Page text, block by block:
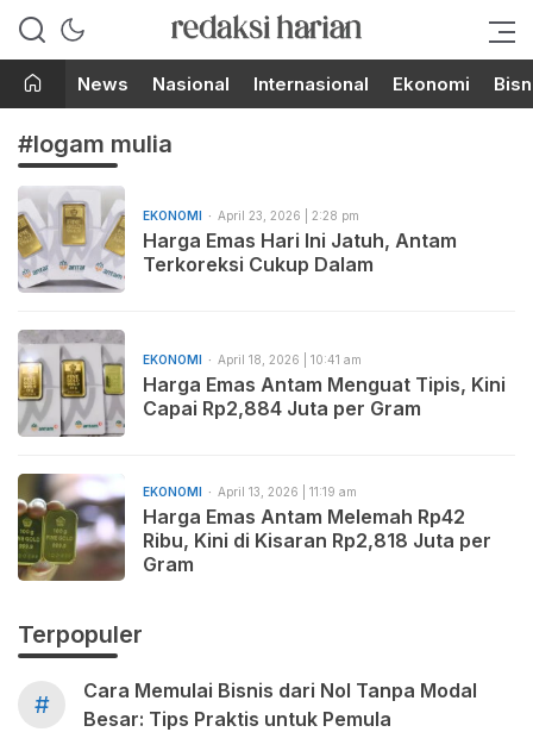
RedaksiHarian.com
Berita Terupdate dari Redaksi
News Nasional Internasional Ekonomi
#logam mulia
EKONOMI April 23, 2026 | 2:28 pm
Harga Emas Hari Ini Jatuh, Antam
Terkoreksi Cukup Dalam
EKONOMI April 18, 2026 | 10:41 am
Harga Emas Antam Menguat Tipis, Kini
Capai Rp2,884 Juta per Gram
EKONOMI April 13, 2026 | 11:19 am
Harga Emas Antam Melemah Rp42
Ribu, Kini di Kisaran Rp2,818 Juta per
Gram
Terpopuler
#
Cara Memulai Bisnis dari Nol Tanpa Modal
Besar: Tips Praktis untuk Pemula